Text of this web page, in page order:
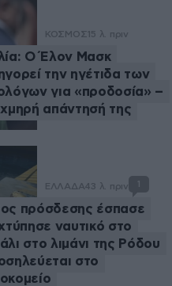
ΚΟΣΜΟΣ 15 λ. πριν
Ο Έλον Μασκ
την ηγέτιδα των
για «προδοσία» –
απάντησή της
ΕΛΛΑΔΑ43 λ. πριν 1
πρόσδεσης έσπασε
ναυτικό στο
στο λιμάνι της Ρόδου
στο